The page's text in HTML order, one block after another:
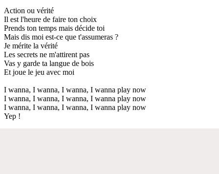
Action ou vérité
Il est l'heure de faire ton choix
Prends ton temps mais décide toi
Mais dis moi est-ce que t'assumeras ?
Je mérite la vérité
Les secrets ne m'attirent pas
Vas y garde ta langue de bois
Et joue le jeu avec moi
I wanna, I wanna, I wanna, I wanna play now
I wanna, I wanna, I wanna, I wanna play now
I wanna, I wanna, I wanna, I wanna play now
Yep !